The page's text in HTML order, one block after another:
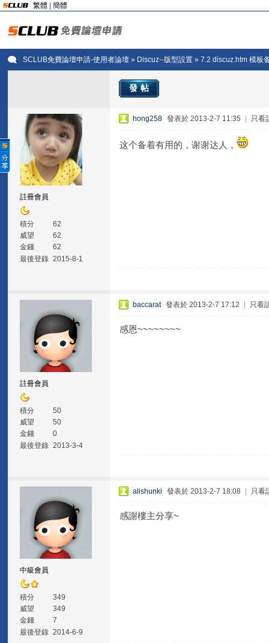
繁體 簡體
SCLUB免費論壇申請-使用者論壇 » Discuz--版型設置 » 7.2 discuz.htm 模板
發帖
註冊會員
積分
62
威望
62
金錢
62
最後登錄 2015-8-1
hong258 發表於 2013-2-7 11:35 只看
这个备着有用的，谢谢达人，
註冊會員
積分
50
威望
50
金錢
0
最後登錄 2013-3-4
baccarat 發表於 2013-2-7 17:12 只看
感恩~~~~~~~~
中級會員
積分
349
威望
349
金錢
7
最後登錄 2014-6-9
alishunki 發表於 2013-2-7 18:08 只看
感謝樓主分享~